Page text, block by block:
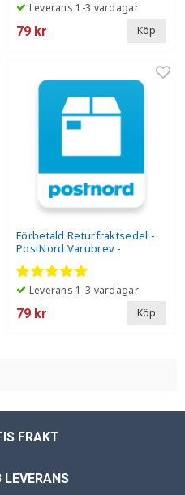
Leverans 1-3 vardagar
79 kr Köp
Förbetald Returfraktsedel -
PostNord Varubrev -
Produkten är trasig
Leverans 1-3 vardagar
79 kr Köp
FRAKT
LEVERANS